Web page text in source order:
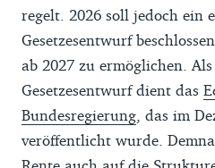
regelt. 2026 soll jedoch ein
Gesetzesentwurf
ab 2027 zu ermöglichen.
Gesetzesentwurf dient das
Bundesregierung , das im
veröffentlicht wurde.